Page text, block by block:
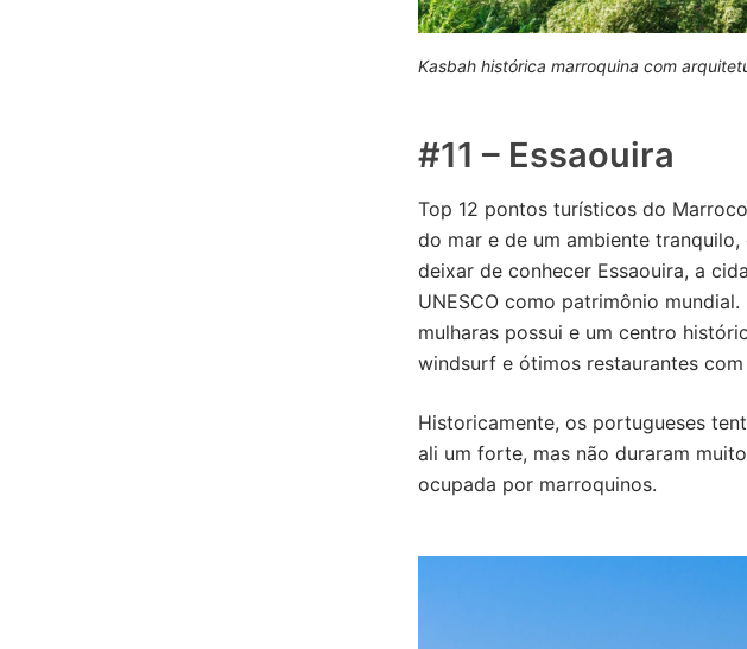
Kasbah histórica marroquina com
#11 – Essaouira
Top 12 pontos turísticos do
do mar e de um ambiente
deixar de conhecer Essaouira, a
UNESCO como patrimônio
mulharas possui e um centro
windsurf e ótimos restaurantes
Historicamente, os portugueses
ali um forte, mas não duraram
ocupada por marroquinos.